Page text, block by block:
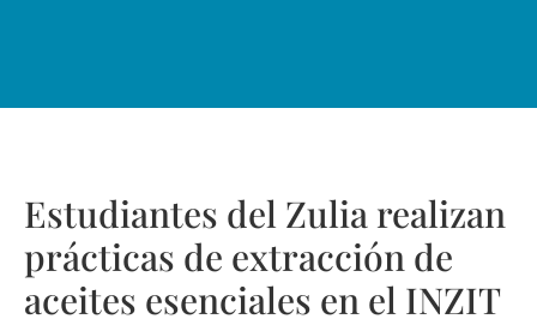
Estudiantes del Zulia realizan
prácticas de extracción de
aceites esenciales en el INZIT